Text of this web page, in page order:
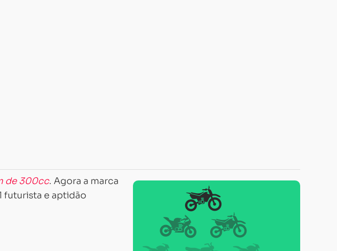
de 300cc. Agora a marca
futurista e aptidão